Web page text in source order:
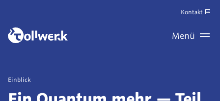
Zum
Menü
Kontakt
Veröffentlicht
Einblick